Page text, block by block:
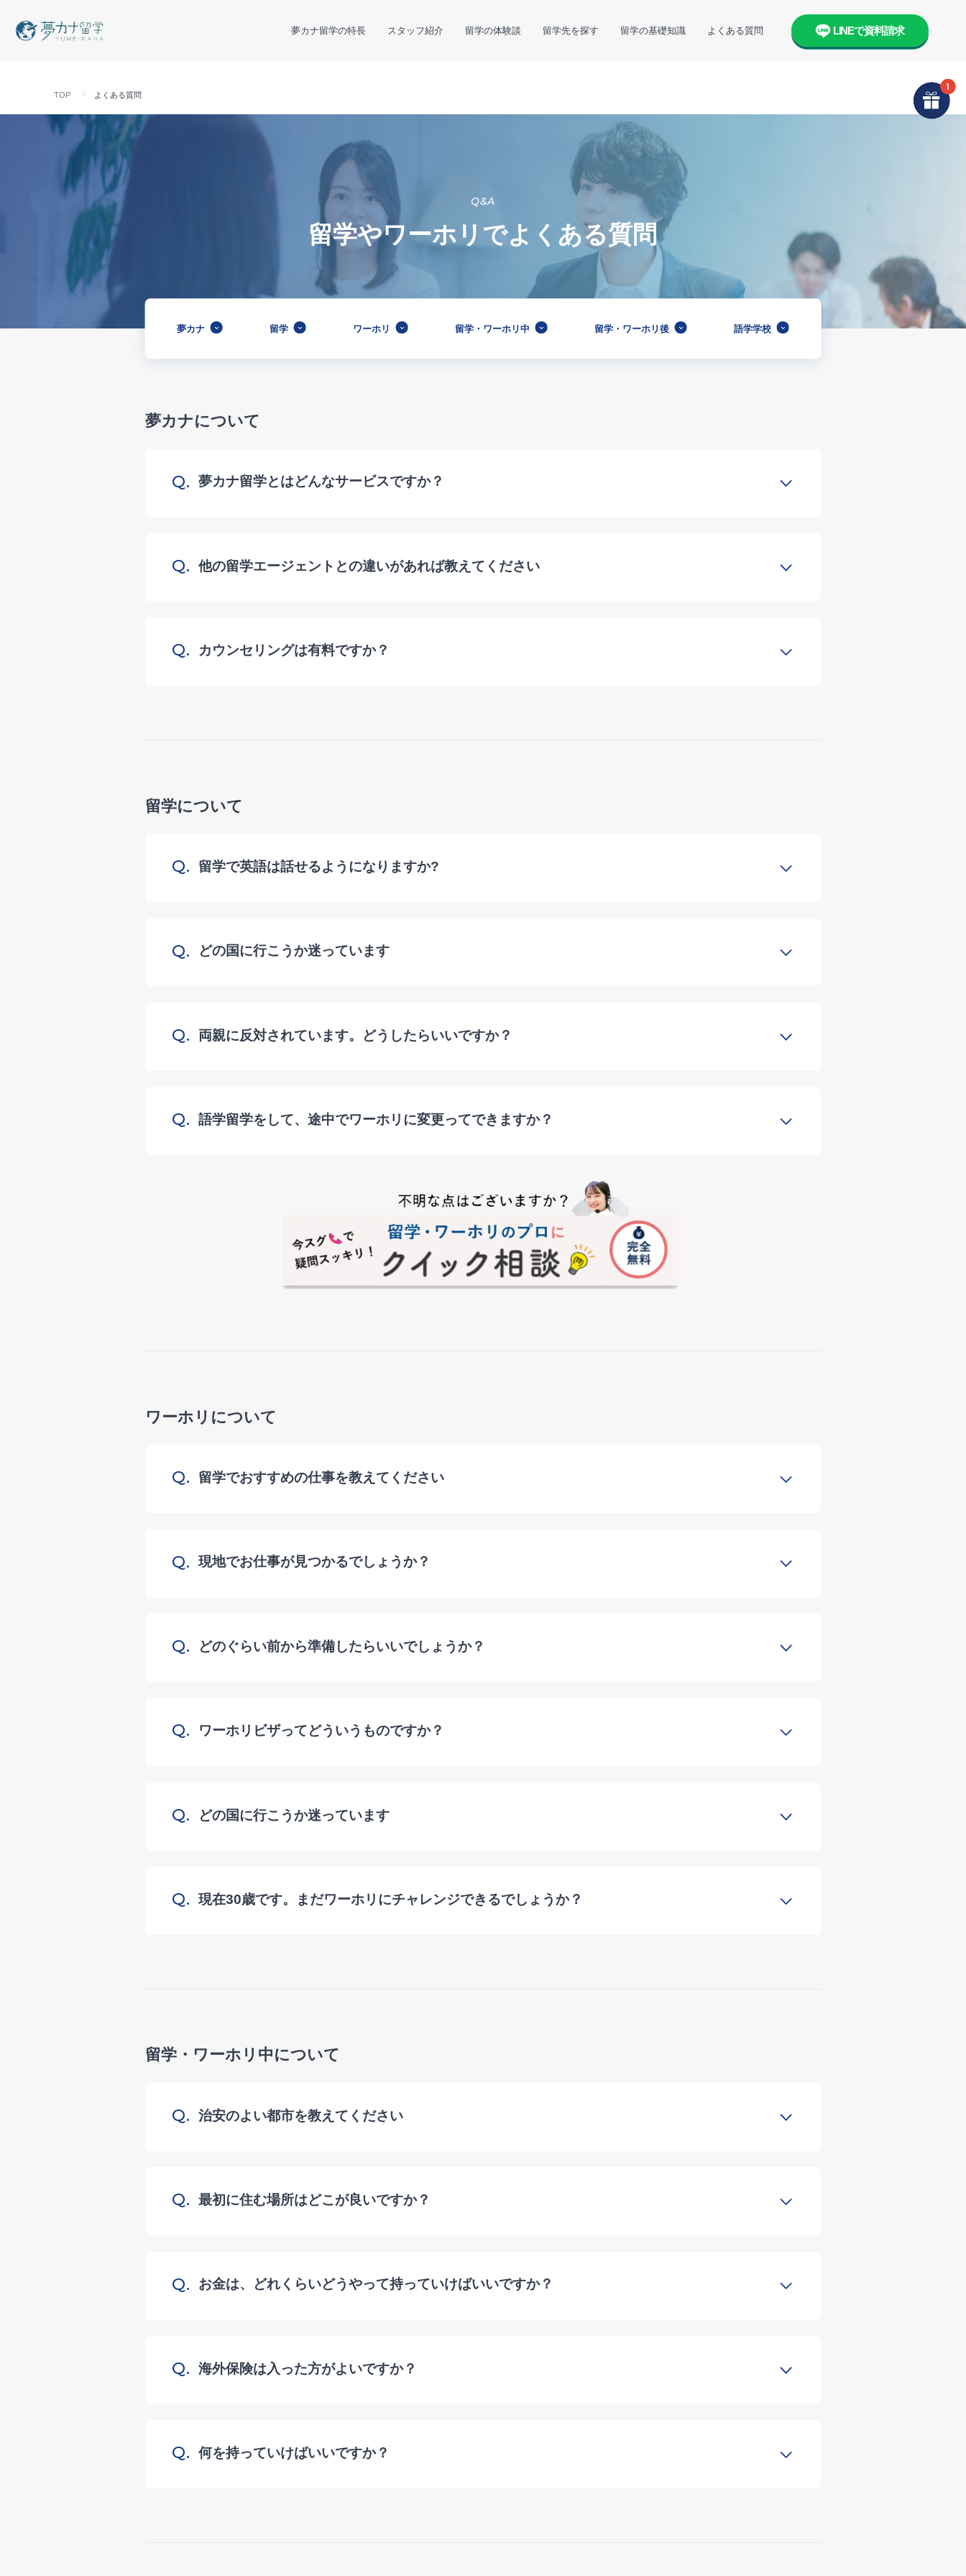
夢カナ留学の特長 スタッフ紹介 留学の体験談 留学先を探す 留学の基礎知識 よくある質問 LINEで資料請求
TOP よくある質問
Q&A
留学やワーホリでよくある質問
夢カナ 留学 ワーホリ 留学・ワーホリ中 留学・ワーホリ後 語学学校
夢カナについて
Q. 夢カナ留学とはどんなサービスですか？
Q. 他の留学エージェントとの違いがあれば教えてください
Q. カウンセリングは有料ですか？
留学について
Q. 留学で英語は話せるようになりますか?
Q. どの国に行こうか迷っています
Q. 両親に反対されています。どうしたらいいですか？
Q. 語学留学をして、途中でワーホリに変更ってできますか？
ワーホリについて
Q. 留学でおすすめの仕事を教えてください
Q. 現地でお仕事が見つかるでしょうか？
Q. どのぐらい前から準備したらいいでしょうか？
Q. ワーホリビザってどういうものですか？
Q. どの国に行こうか迷っています
Q. 現在30歳です。まだワーホリにチャレンジできるでしょうか？
留学・ワーホリ中について
Q. 治安のよい都市を教えてください
Q. 最初に住む場所はどこが良いですか？
Q. お金は、どれくらいどうやって持っていけばいいですか？
Q. 海外保険は入った方がよいですか？
Q. 何を持っていけばいいですか？